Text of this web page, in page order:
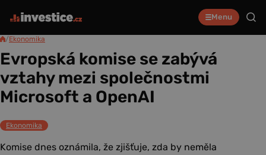
Menu
/Ekonomika
Evropská komise se zabývá
vztahy mezi společnostmi
Microsoft a OpenAI
Ekonomika
Komise dnes oznámila, že zjišťuje, zda by neměla